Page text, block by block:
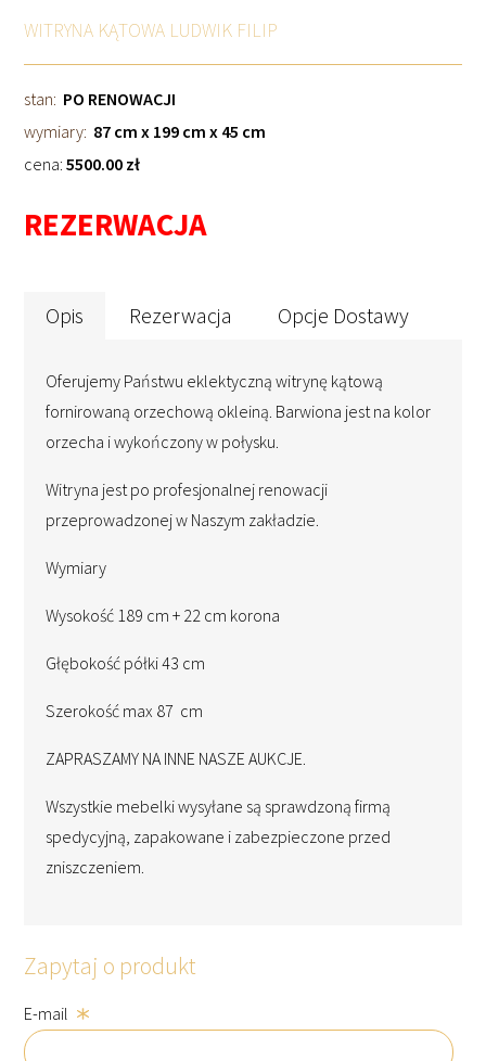
WITRYNA KĄTOWA LUDWIK FILIP
stan: PO RENOWACJI
wymiary: 87 cm x 199 cm x 45 cm
cena:5500.00 zł
REZERWACJA
Opis Rezerwacja Opcje Dostawy
Oferujemy Państwu eklektyczną witrynę kątową
fornirowaną orzechową okleiną. Barwiona jest na kolor
orzecha i wykończony w połysku.
Witryna jest po profesjonalnej renowacji
przeprowadzonej w Naszym zakładzie.
Wymiary
Wysokość 189 cm + 22 cm korona
Głębokość półki 43 cm
Szerokość max 87 cm
ZAPRASZAMY NA INNE NASZE AUKCJE.
Wszystkie mebelki wysyłane są sprawdzoną firmą
spedycyjną, zapakowane i zabezpieczone przed
zniszczeniem.
Zapytaj o produkt
E-mail